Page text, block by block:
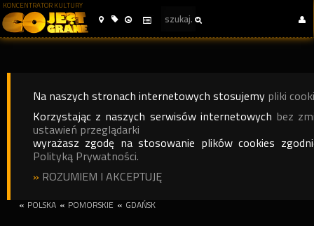
KONCENTRATOR KULTURY
Na naszych stronach internetowych stosujemy pliki
Korzystając z naszych serwisów internetowych bez
ustawień przeglądarki
wyrażasz zgodę na stosowanie plików cookies
Polityką Prywatności.
» ROZUMIEM I AKCEPTUJĘ
« POLSKA « POMORSKIE « GDAŃSK